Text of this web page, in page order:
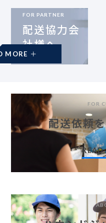
FOR PARTNER
配送協力会
社様へ
READ MORE
FOR
配送依頼
READ